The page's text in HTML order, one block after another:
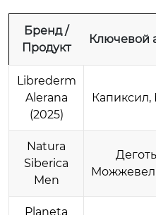
Бренд /
Продукт
Ключевой
Librederm
Alerana
(2025)
Капиксил,
Natura
Siberica
Men
Planeta